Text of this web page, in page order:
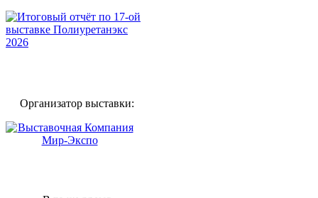
Организатор выставки: